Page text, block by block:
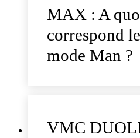
MAX : A
correspond le
mode Man ?
VMC